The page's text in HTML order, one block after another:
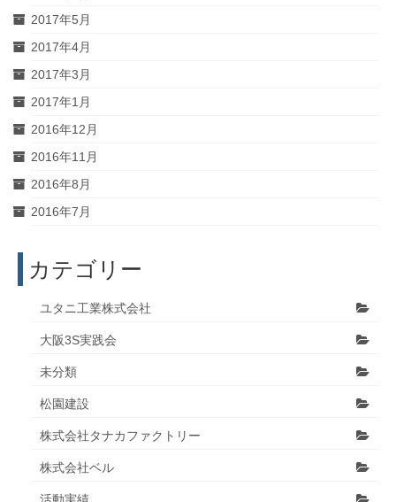
2017年5月
2017年4月
2017年3月
2017年1月
2016年12月
2016年11月
2016年8月
2016年7月
カテゴリー
ユタニ工業株式会社
大阪3S実践会
未分類
松園建設
株式会社タナカファクトリー
株式会社ベル
活動実績